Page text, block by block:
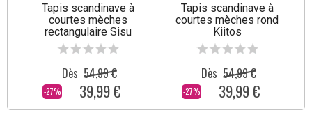
Tapis scandinave à
courtes mèches
rectangulaire Sisu
-27%
Dès 54,99 €
39,99 €
Tapis scandinave à
courtes mèches rond
Kiitos
-27%
Dès 54,99 €
39,99 €